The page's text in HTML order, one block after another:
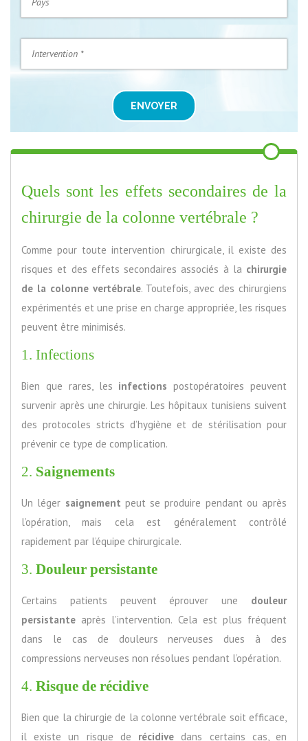
ENVOYER
Quels sont les effets secondaires de la
chirurgie de la colonne vertébrale ?
Comme pour toute intervention chirurgicale, il existe des
risques et des effets secondaires associés à la chirurgie
de la colonne vertébrale. Toutefois, avec des chirurgiens
expérimentés et une prise en charge appropriée, les risques
peuvent être minimisés.
1. Infections
Bien que rares, les infections postopératoires peuvent
survenir après une chirurgie. Les hôpitaux tunisiens suivent
des protocoles stricts d’hygiène et de stérilisation pour
prévenir ce type de complication.
2. Saignements
Un léger saignement peut se produire pendant ou après
l’opération, mais cela est généralement contrôlé
rapidement par l’équipe chirurgicale.
3. Douleur persistante
Certains patients peuvent éprouver une douleur
persistante après l’intervention. Cela est plus fréquent
dans le cas de douleurs nerveuses dues à des
compressions nerveuses non résolues pendant l’opération.
4. Risque de récidive
Bien que la chirurgie de la colonne vertébrale soit efficace,
il existe un risque de récidive dans certains cas, en